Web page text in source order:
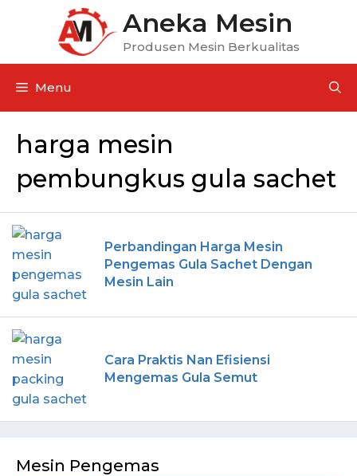
Aneka Mesin
Produsen Mesin Berkualitas
Menu
harga mesin
pembungkus gula sachet
Perbandingan Harga Mesin
Pengemas Gula Sachet Dengan
Mesin Lain
Cara Praktis Nan Efisiensi
Mengemas Gula Semut
Mesin Pengemas